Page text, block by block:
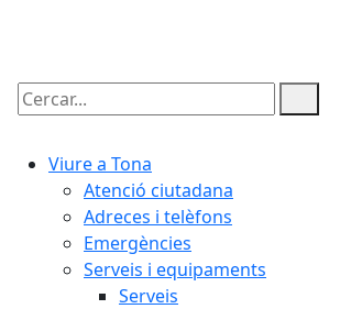
Cercar:
Viure a Tona
Atenció ciutadana
Adreces i telèfons
Emergències
Serveis i equipaments
Serveis